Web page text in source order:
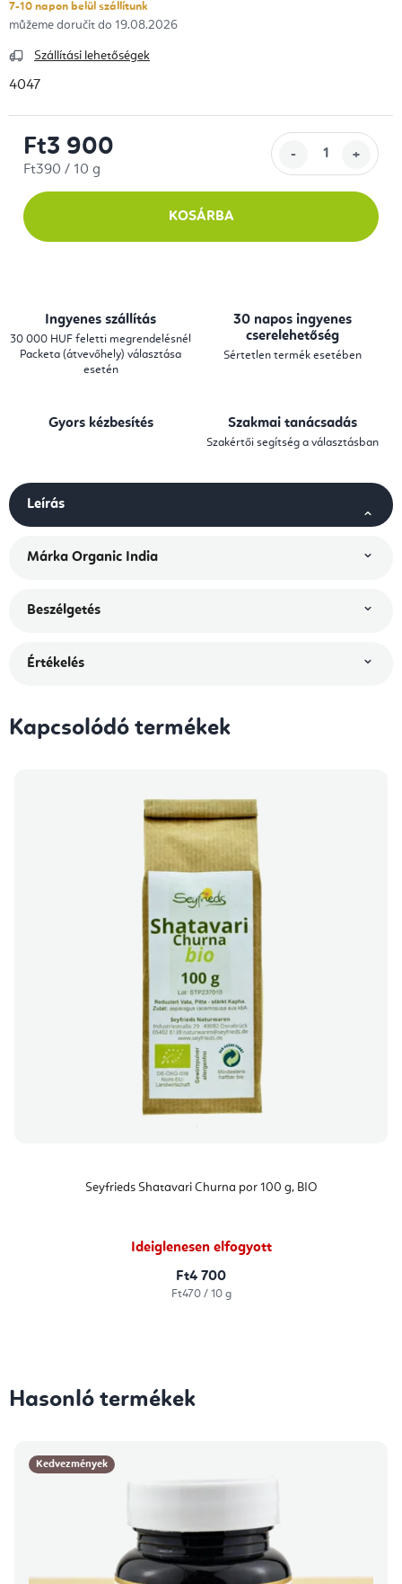
7-10 napon belül szállítunk
19.08.2026
Szállítási lehetőségek
4047
Ft3 900
Egységár:
Ft390 / 10 g
KOSÁRBA
Ingyenes szállítás
30 000 HUF feletti megrendelésnél
Packeta (átvevőhely) választása
esetén
30 napos ingyenes
cserelehetőség
Sértetlen termék esetében
Gyors kézbesítés Szakmai tanácsadás
Szakértői segítség a választásban
Leírás
Márka Organic India
Beszélgetés
Értékelés
Kapcsolódó termékek
Seyfrieds Shatavari Churna por 100 g, BIO
Ideiglenesen elfogyott
Ft4 700
Egységár:
Ft470 / 10 g
Hasonló termékek
Kedvezmények